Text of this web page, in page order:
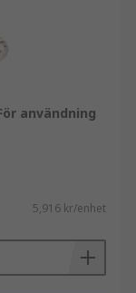
användning
5,916 kr/enhet